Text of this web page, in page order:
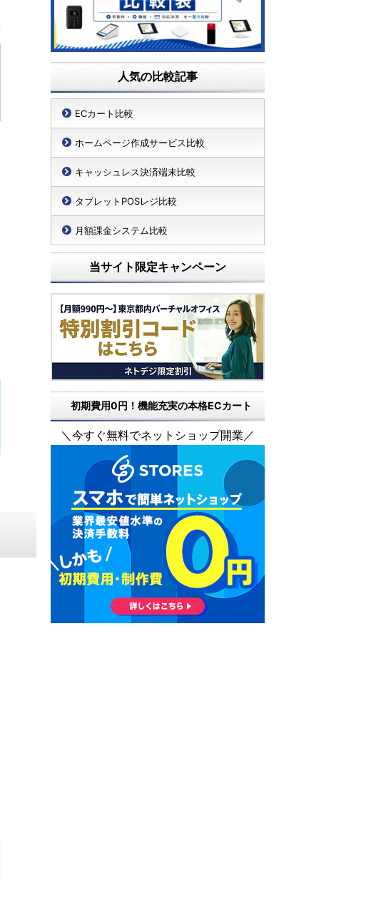
人気の比較記事
ECカート比較
ホームページ作成サービス比較
キャッシュレス決済端末比較
タブレットPOSレジ比較
月額課金システム比較
当サイト限定キャンペーン
初期費用0円！機能充実の本格ECカート
＼今すぐ無料でネットショップ開業／